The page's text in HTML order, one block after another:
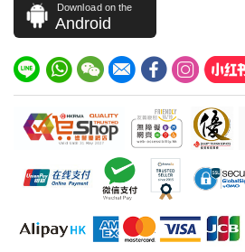
Download on the
Android